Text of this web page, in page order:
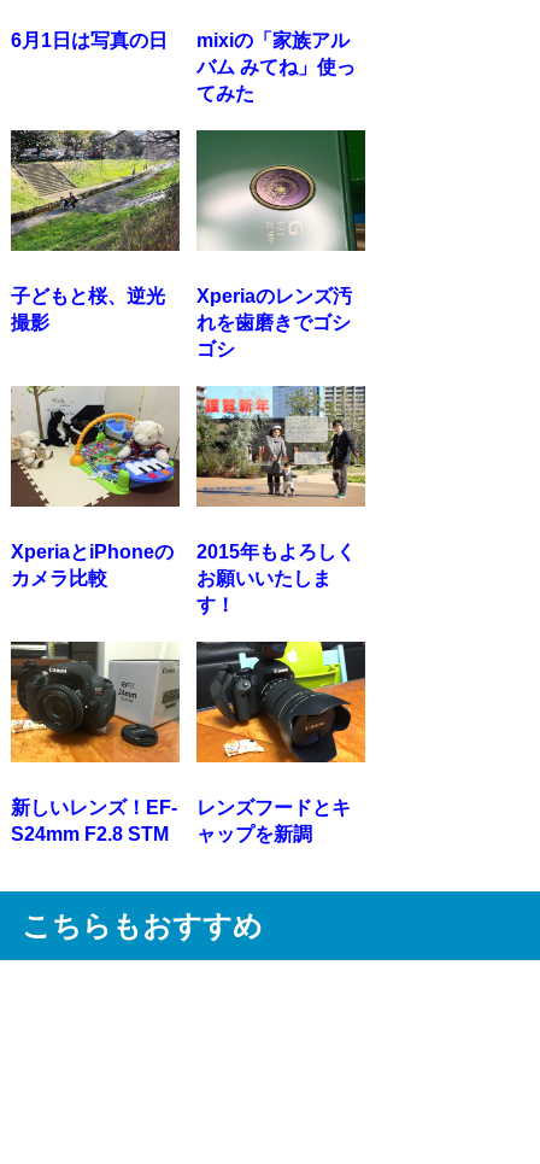
6月1日は写真の日
mixiの「家族アル
バム みてね」使っ
てみた
子どもと桜、逆光
撮影
Xperiaのレンズ汚
れを歯磨きでゴシ
ゴシ
XperiaとiPhoneの
カメラ比較
2015年もよろしく
お願いいたしま
す！
新しいレンズ！EF-
S24mm F2.8 STM
レンズフードとキ
ャップを新調
こちらもおすすめ